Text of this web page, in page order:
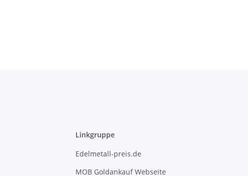
Linkgruppe
Edelmetall-preis.de
MOB Goldankauf Webseite